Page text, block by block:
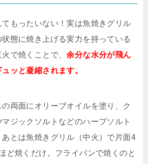
もったいない！実は魚焼きグリル
態に焼き上げる実力を持っている
で焼くことで、余分な水分が飛ん
ッと凝縮されます。
両面にオリーブオイルを塗り、ク
ジックソルトなどのハーブソルト
とは魚焼きグリル（中火）で片面4
ど焼くだけ。フライパンで焼くのと